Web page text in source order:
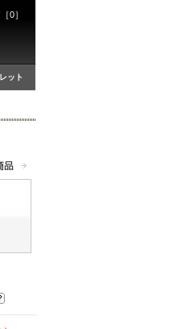
ット
0］